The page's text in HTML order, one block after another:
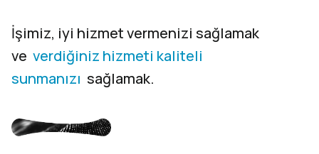
İşimiz, iyi hizmet vermenizi sağlamak
ve verdiğiniz hizmeti kaliteli
sunmanızı sağlamak.